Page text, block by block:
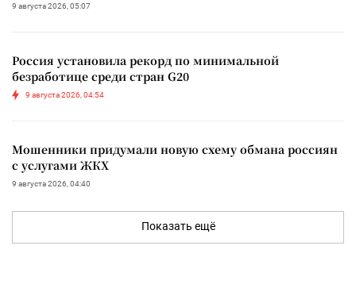
9 августа 2026, 05:07
Россия установила рекорд по минимальной
безработице среди стран G20
9 августа 2026, 04:54
Мошенники придумали новую схему обмана россиян
с услугами ЖКХ
9 августа 2026, 04:40
Показать ещё